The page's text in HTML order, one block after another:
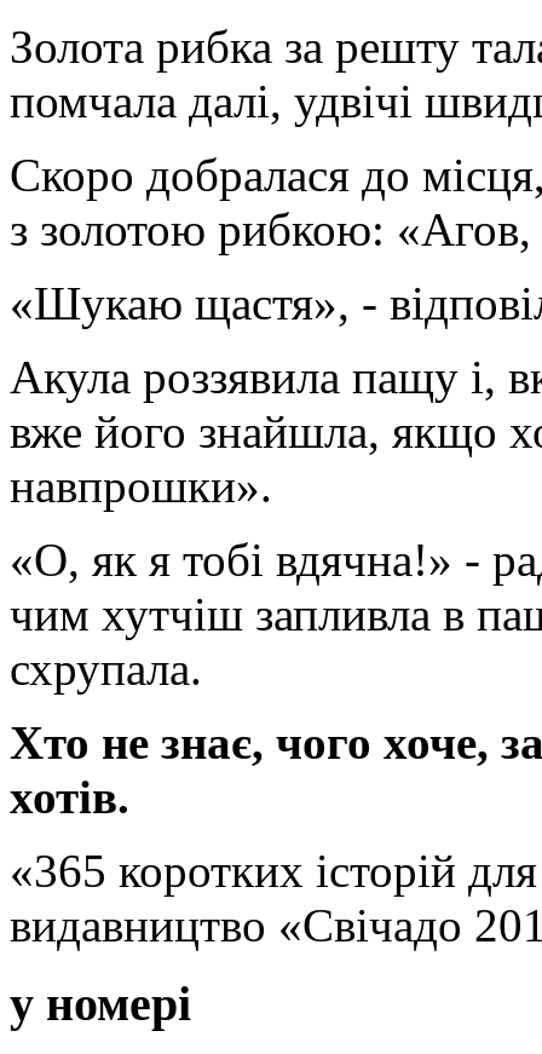
Золота рибка за решту
помчала далі, удвічі
Скоро добралася до
з золотою рибкою:
«Шукаю щастя», -
Акула роззявила пащу і,
вже його знайшла, якщо
навпрошки».
«О, як я тобі вдячна!» -
чим хутчіш запливла в
схрупала.
Хто не знає, чого хоче,
хотів.
«365 коротких історій
видавництво «Свічадо
у номері